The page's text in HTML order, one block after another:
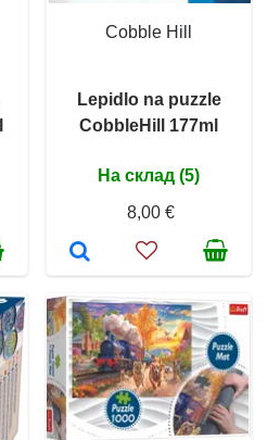
Cobble Hill
Lepidlo na puzzle
CobbleHill 177ml
На склад (5)
8,00 €